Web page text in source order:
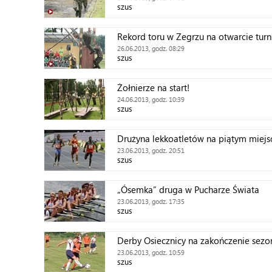
szus
Rekord toru w Zegrzu na otwarcie
26.06.2013, godz. 08:29
szus
Żołnierze na start!
24.06.2013, godz. 10:39
szus
Drużyna lekkoatletów na piątym
23.06.2013, godz. 20:51
szus
„Ósemka” druga w Pucharze Świata
23.06.2013, godz. 17:35
szus
Derby Osiecznicy na zakończenie
23.06.2013, godz. 10:59
szus